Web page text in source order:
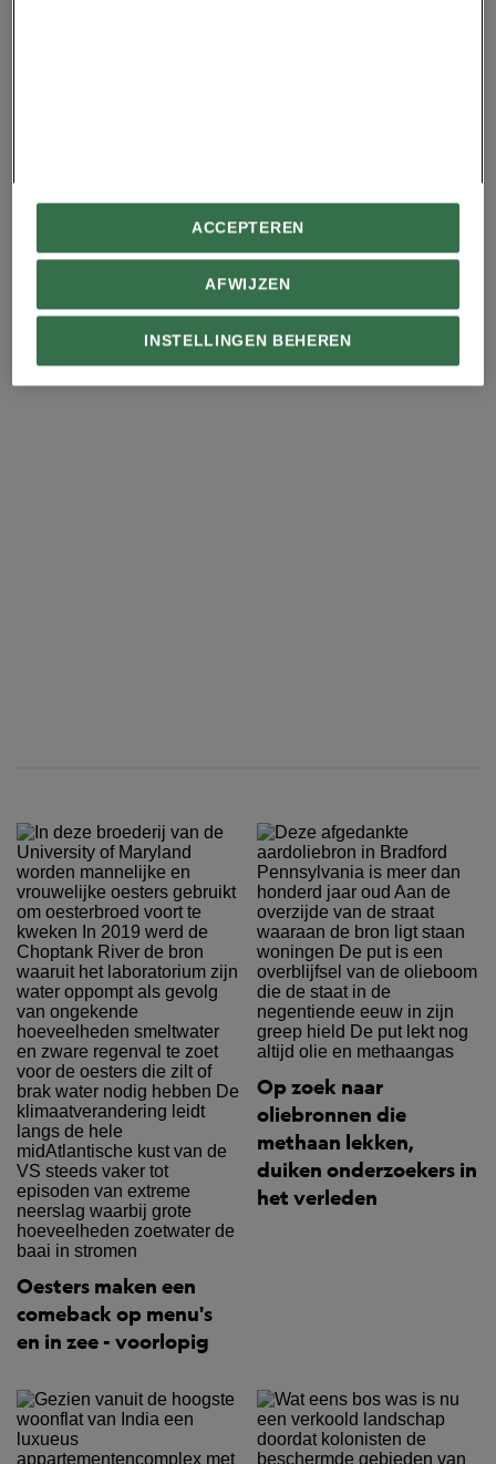
Advertentie - Lees hieronder verder
Oesters maken een
comeback op menu's
en in zee - voorlopig
Op zoek naar
oliebronnen die
methaan lekken,
duiken onderzoekers in
het verleden
INSTELLINGEN BEHEREN
AFWIJZEN
ACCEPTEREN